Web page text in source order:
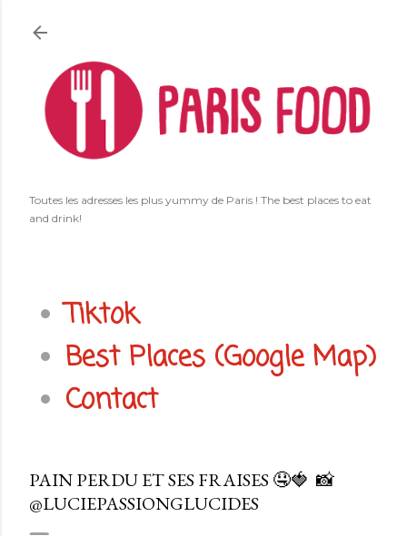
Accéder au contenu principal
Toutes les adresses les plus yummy de Paris ! The best places to eat
and drink!
Tiktok
Best Places (Google Map)
Contact
PAIN PERDU ET SES FRAISES 🤤🍓⁠ ⁠ 📸
@LUCIEPASSIONGLUCIDES